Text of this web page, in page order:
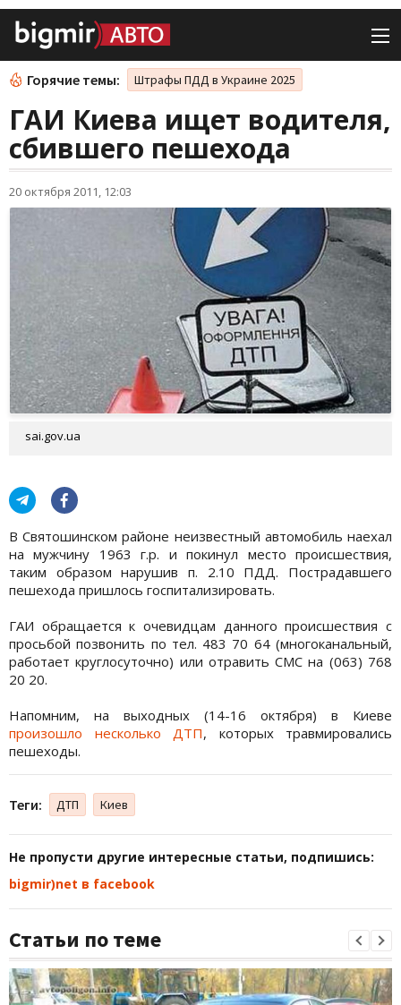
Горячие темы: Штрафы ПДД в Украине 2025
ГАИ Киева ищет водителя,
сбившего пешехода
20 октября 2011, 12:03
sai.gov.ua
В Святошинском районе неизвестный автомобиль наехал
на мужчину 1963 г.р. и покинул место происшествия,
таким образом нарушив п. 2.10 ПДД. Пострадавшего
пешехода пришлось госпитализировать.
ГАИ обращается к очевидцам данного происшествия с
просьбой позвонить по тел. 483 70 64 (многоканальный,
работает круглосуточно) или отравить СМС на (063) 768
20 20.
Напомним, на выходных (14-16 октября) в Киеве
произошло несколько ДТП, которых травмировались
пешеходы.
Теги: ДТП Киев
Не пропусти другие интересные статьи, подпишись:
bigmir)net в facebook
Статьи по теме